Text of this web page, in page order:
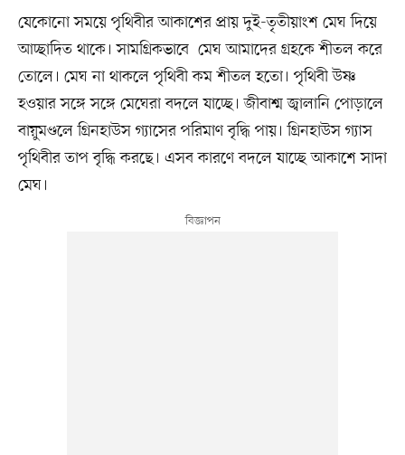
যেকোনো সময়ে পৃথিবীর আকাশের প্রায় দুই-তৃতীয়াংশ মেঘ দিয়ে
আচ্ছাদিত থাকে। সামগ্রিকভাবে মেঘ আমাদের গ্রহকে শীতল করে
তোলে। মেঘ না থাকলে পৃথিবী কম শীতল হতো। পৃথিবী উষ্ণ
হওয়ার সঙ্গে সঙ্গে মেঘেরা বদলে যাচ্ছে। জীবাশ্ম জ্বালানি পোড়ালে
বায়ুমণ্ডলে গ্রিনহাউস গ্যাসের পরিমাণ বৃদ্ধি পায়। গ্রিনহাউস গ্যাস
পৃথিবীর তাপ বৃদ্ধি করছে। এসব কারণে বদলে যাচ্ছে আকাশে সাদা
মেঘ।